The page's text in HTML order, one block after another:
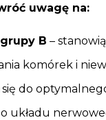
uwagę na:
B –
komórek i
do
układu